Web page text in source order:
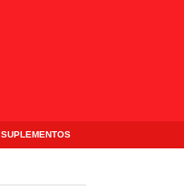
SUPLEMENTOS